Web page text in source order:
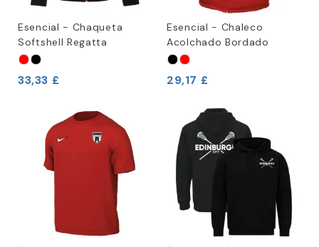
Esencial - Chaqueta
Softshell Regatta
33,33 £
Esencial - Chaleco
Acolchado Bordado
29,17 £